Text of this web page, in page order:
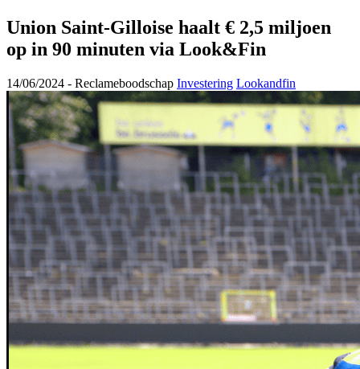
Union Saint-Gilloise haalt € 2,5 miljoen
op in 90 minuten via Look&Fin
14/06/2024 - Reclameboodschap Investering Lookandfin